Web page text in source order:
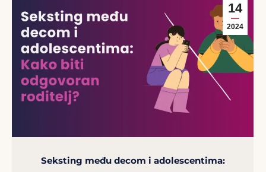
14
2024
Seksting među decom i adolescentima: